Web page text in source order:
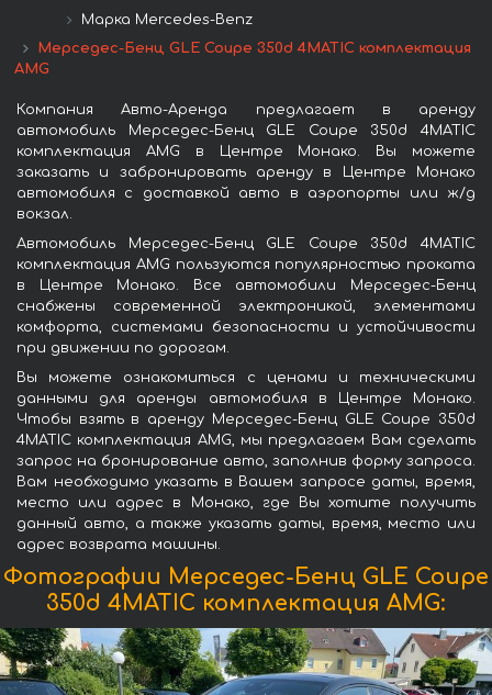
Марка Mercedes-Benz
Мерседес-Бенц GLE Coupe 350d 4MATIC комплектация
AMG
Компания Авто-Аренда предлагает в аренду
автомобиль Мерседес-Бенц GLE Coupe 350d 4MATIC
комплектация AMG в Центре Монако. Вы можете
заказать и забронировать аренду в Центре Монако
автомобиля с доставкой авто в аэропорты или ж/д
вокзал.
Автомобиль Мерседес-Бенц GLE Coupe 350d 4MATIC
комплектация AMG пользуются популярностью проката
в Центре Монако. Все автомобили Мерседес-Бенц
снабжены современной электроникой, элементами
комфорта, системами безопасности и устойчивости
при движении по дорогам.
Вы можете ознакомиться с ценами и техническими
данными для аренды автомобиля в Центре Монако.
Чтобы взять в аренду Мерседес-Бенц GLE Coupe 350d
4MATIC комплектация AMG, мы предлагаем Вам сделать
запрос на бронирование авто, заполнив форму запроса.
Вам необходимо указать в Вашем запросе даты, время,
место или адрес в Монако, где Вы хотите получить
данный авто, а также указать даты, время, место или
адрес возврата машины.
Фотографии Мерседес-Бенц GLE Coupe
350d 4MATIC комплектация AMG: